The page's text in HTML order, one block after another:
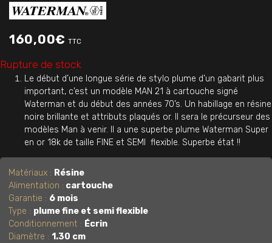
160,00€ TTC
Rupture de stock
Le début d’une longue série de stylo plume d’un gabarit plus
important, c’est un modèle MAN 21 à cartouche signé
Waterman et du début des années 70’s. Un habillage en résine
noire brillante et attributs plaqués or. Il sera le précurseur des
modèles Man à venir. Il a une superbe plume Waterman Super
en or 18k de taille FINE et SEMI flexible. Superbe état !!
Matériaux : Résine
Alimentation : cartouche
Garantie : 6 mois
Type : plume fine et semi flexible
Conditionnement : Écrin
Diamètre :1.30 cm